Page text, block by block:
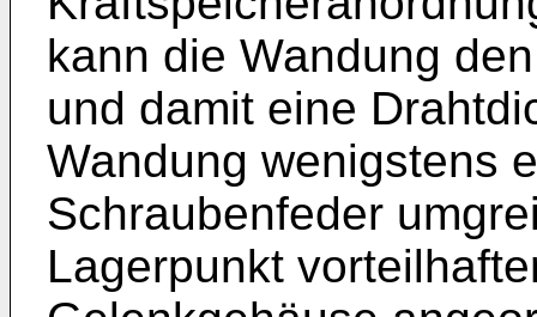
kann die Wandung
und damit eine
Wandung wenigstens
Schraubenfeder
Lagerpunkt